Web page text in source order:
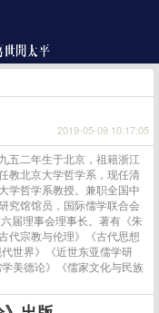
2019-05-09 10:17:05
五二年生于北京，祖籍浙江
教北京大学哲学系，现任清
学哲学系教授。兼职全国中
究馆馆员，国际儒学联合会
届理事会理事长。著有《朱
代宗教与伦理》《古代思想
世界》《近世东亚儒学研
美德论》《儒家文化与民族